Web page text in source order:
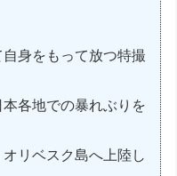
身をもって放つ特撮
各地での暴れぶりを
リベスク島へ上陸し